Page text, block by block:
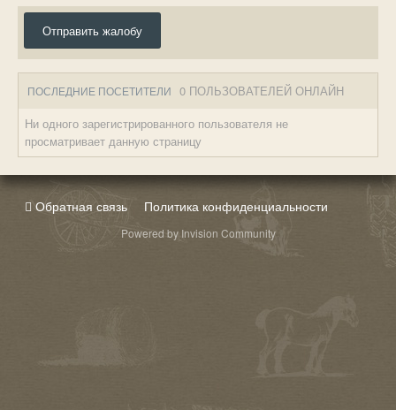
Отправить жалобу
ПОСЛЕДНИЕ ПОСЕТИТЕЛИ 0 ПОЛЬЗОВАТЕЛЕЙ ОНЛАЙН
Ни одного зарегистрированного пользователя не
просматривает данную страницу
Обратная связь Политика конфиденциальности
Powered by Invision Community